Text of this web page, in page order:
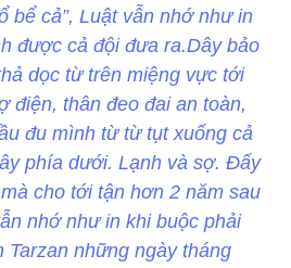
bể cả”, Luật vẫn nhớ như in
được cả đội đưa ra.Dây bảo
dọc từ trên miệng vực tới
điện, thân đeo đai an toàn,
đu mình từ từ tụt xuống cả
phía dưới. Lạnh và sợ. Đấy
cho tới tận hơn 2 năm sau
nhớ như in khi buộc phải
Tarzan những ngày tháng